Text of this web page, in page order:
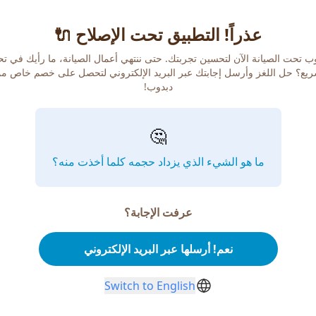
عذراً! التطبيق تحت الإصلاح 🔌
تحت الصيانة الآن لتحسين تجربتك. حتى ننتهي أعمال الصيانة، ما رأيك في
حل اللغز وأرسل إجابتك عبر البريد الإلكتروني لتحصل على خصم خاص
دبدوب!
🤔
ما هو الشيء الذي يزداد حجمه كلما أخذت منه؟
عرفت الإجابة؟
نعم! أرسلها عبر البريد الإلكتروني
Switch to English